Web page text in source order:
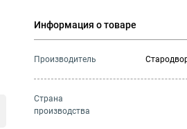
Информация о товаре
Производитель
Страна
производства